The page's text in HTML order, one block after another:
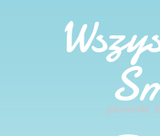
piosenki,